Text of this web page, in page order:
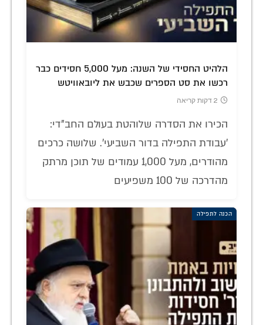
הלהיט החסידי של השנה: מעל 5,000 חסידים כבר
רכשו את סט הספרים שכבש את ליובאוויטש
2 דקות קריאה
הכירו את הסדרה שלוהטת בעולם החב"די:
'עבודת התפילה בדור השביעי'. שלושה כרכים
מהודרים, מעל 1,000 עמודים של תוכן מרתק
מהדרכה של 100 משפיעים
הכנה לתפילה